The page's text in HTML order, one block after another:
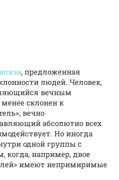
, предложенная
людей. Человек,
вечным
склонен к
вечно
абсолютно всех
Но иногда
одной группы с
когда, например, двое
имеют непримиримые